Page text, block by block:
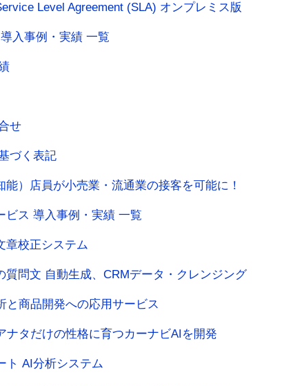
Level Agreement (SLA) オンプレミス版
入事例・実績 一覧
せ
づく表記
能）店員が小売業・流通業の接客を可能に！
ビス 導入事例・実績 一覧
章校正システム
質問文 自動生成、CRMデータ・クレンジング
と商品開発への応用サービス
ナタだけの性格に育つカーナビAIを開発
ト AI分析システム